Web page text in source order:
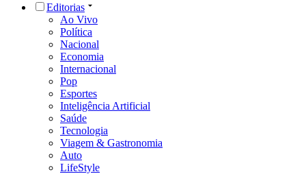
Editorias
Ao Vivo
Política
Nacional
Economia
Internacional
Pop
Esportes
Inteligência Artificial
Saúde
Tecnologia
Viagem & Gastronomia
Auto
LifeStyle